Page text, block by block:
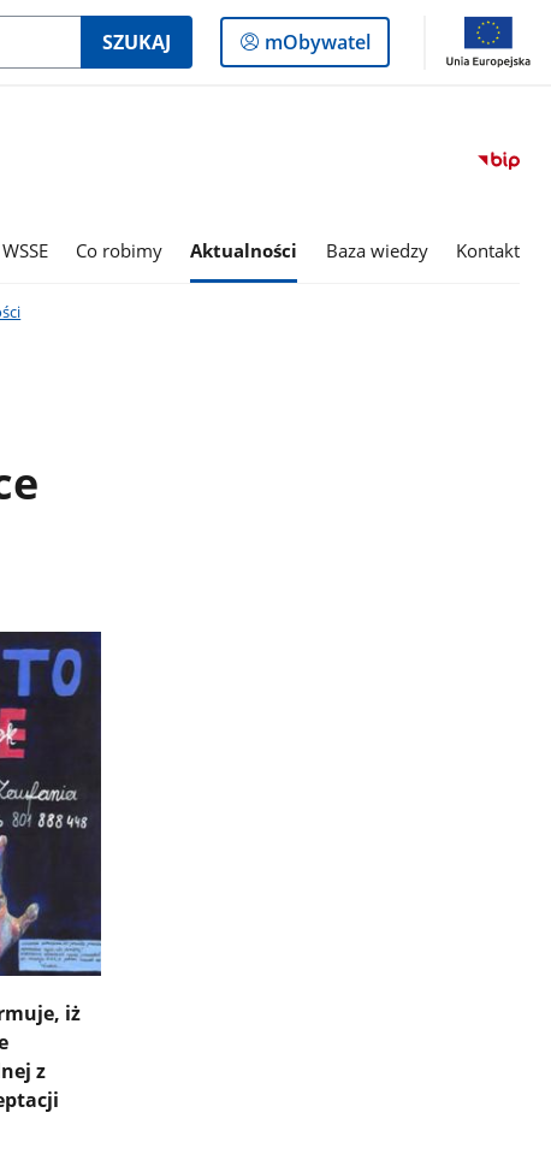
SZUKAJ
Logowanie
do
mObywatel
Co robimy Aktualności Baza wiedzy Kontakt
iż
z